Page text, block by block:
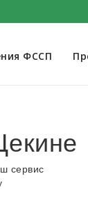
ФССП
сервис